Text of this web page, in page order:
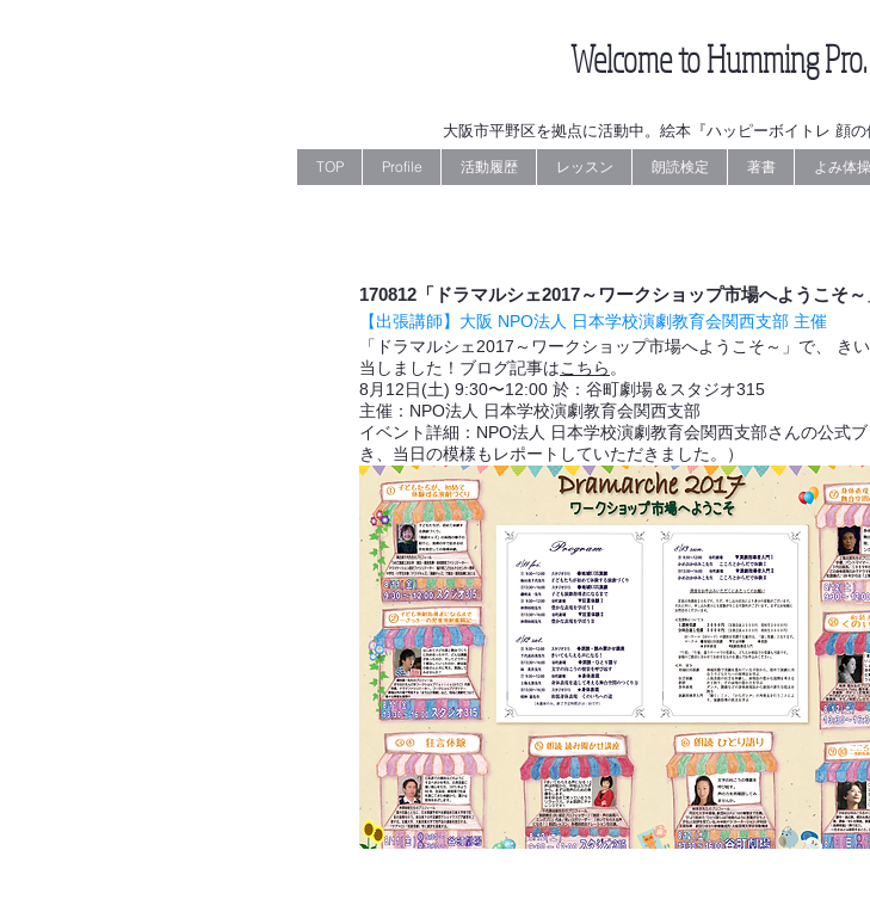
Welcome to Humming Pro.
大阪市平野区を拠点に活動中。絵本『ハッピーボイトレ 顔
TOP
Profile 活動履歴 レッスン 朗読検定 著書 よみ体操
170812「ドラマルシェ2017～ワークショップ市場へようこそ～
【出張講師】大阪 NPO法人 日本学校演劇教育会関西支部 主催
「ドラマルシェ2017～ワークショップ市場へようこそ～」で、 き
当しました！ブログ記事はこちら 。
8月12日(土) 9:30〜12:00 於：谷町劇場＆スタジオ315
主催：NPO法人 日本学校演劇教育会関西支部
イベント詳細：NPO法人 日本学校演劇教育会関西支部さんの公式
き、当日の模様もレポートしていただきました。）